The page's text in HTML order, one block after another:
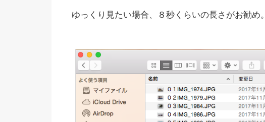
ゆっくり見たい場合、８秒くらいの長さがお勧め。